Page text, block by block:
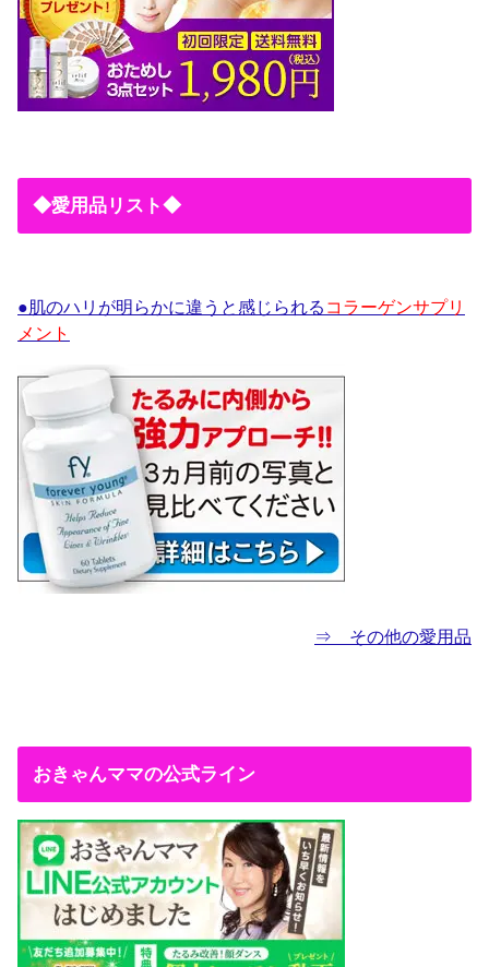
◆愛用品リスト◆
●肌のハリが明らかに違うと感じられる コラーゲンサプリ
メント
⇒ その他の愛用品
おきゃんママの公式ライン